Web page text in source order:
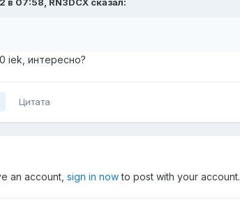
iek, интересно?
Цитата
an account, sign in nowto post with your account.